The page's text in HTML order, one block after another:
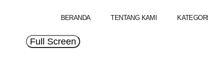
KATEGORI
TENTANG KAMI
BERANDA
Full Screen